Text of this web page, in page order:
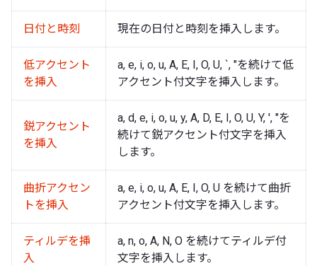
日付と時刻 現在の日付と時刻を挿入します。
低アクセント
を挿入
a, e, i, o, u, A, E, I, O, U, `, "を続けて低
アクセント付文字を挿入します。
鋭アクセント
を挿入
a, d, e, i, o, u, y, A, D, E, I, O, U, Y, ', "を
続けて鋭アクセント付文字を挿入
します。
曲折アクセン
トを挿入
a, e, i, o, u, A, E, I, O, U を続けて曲折
アクセント付文字を挿入します。
ティルデを挿
入
a, n, o, A, N, O を続けてティルデ付
文字を挿入します。